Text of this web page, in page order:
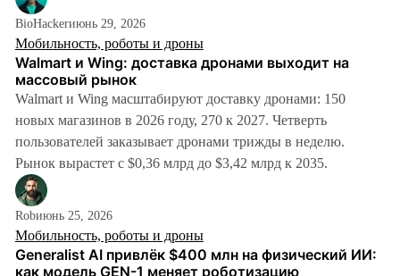
BioHackerиюнь 29, 2026
Мобильность, роботы и дроны
Walmart и Wing: доставка дронами выходит на
массовый рынок
Walmart и Wing масштабируют доставку дронами: 150
новых магазинов в 2026 году, 270 к 2027. Четверть
пользователей заказывает дронами трижды в неделю.
Рынок вырастет с $0,36 млрд до $3,42 млрд к 2035.
Robиюнь 25, 2026
Мобильность, роботы и дроны
Generalist AI привлёк $400 млн на физический ИИ:
как модель GEN-1 меняет роботизацию